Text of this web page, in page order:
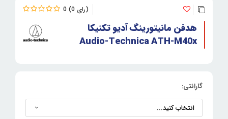
0 0
هدفن مانیتورینگ آدیو تکنیکا
Audio-Technica ATH-M40x
گارانتی: